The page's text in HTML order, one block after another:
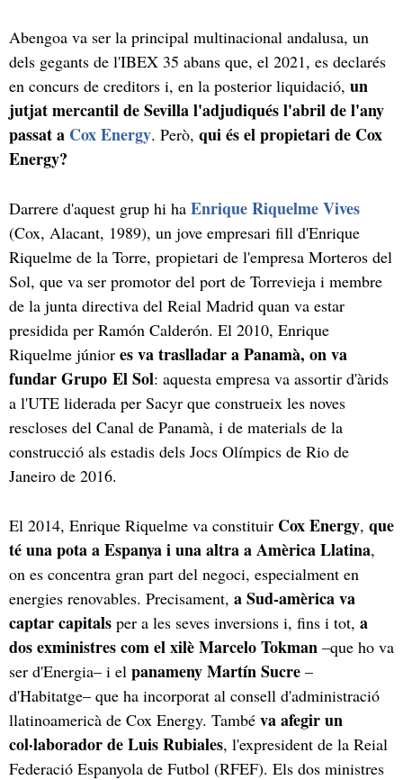
Abengoa va ser la principal multinacional andalusa, un
dels gegants de l'IBEX 35 abans que, el 2021, es declarés
en concurs de creditors i, en la posterior liquidació, un
jutjat mercantil de Sevilla l'adjudiqués l'abril de l'any
passat a Cox Energy. Però, qui és el propietari de Cox
Energy?
Darrere d'aquest grup hi ha Enrique Riquelme Vives
(Cox, Alacant, 1989), un jove empresari fill d'Enrique
Riquelme de la Torre, propietari de l'empresa Morteros del
Sol, que va ser promotor del port de Torrevieja i membre
de la junta directiva del Reial Madrid quan va estar
presidida per Ramón Calderón. El 2010, Enrique
Riquelme júnior es va traslladar a Panamà, on va
fundar Grupo El Sol: aquesta empresa va assortir d'àrids
a l'UTE liderada per Sacyr que construeix les noves
rescloses del Canal de Panamà, i de materials de la
construcció als estadis dels Jocs Olímpics de Rio de
Janeiro de 2016.
El 2014, Enrique Riquelme va constituir Cox Energy, que
té una pota a Espanya i una altra a Amèrica Llatina,
on es concentra gran part del negoci, especialment en
energies renovables. Precisament, a Sud-amèrica va
captar capitals per a les seves inversions i, fins i tot, a
dos exministres com el xilè Marcelo Tokman –que ho va
ser d'Energia– i el panameny Martín Sucre –
d'Habitatge– que ha incorporat al consell d'administració
llatinoamericà de Cox Energy. També va afegir un
col·laborador de Luis Rubiales, l'expresident de la Reial
Federació Espanyola de Futbol (RFEF). Els dos ministres